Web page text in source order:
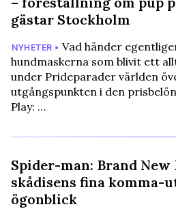
gästar Stockholm
NYHETER • Vad händer
hundmaskerna som blivit ett
under Prideparader världen
utgångspunkten i den
Play: …
Spider-man: Brand New
skådisens fina komma-
ögonblick